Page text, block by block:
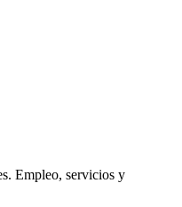
Empleo, servicios y